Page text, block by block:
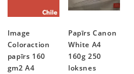
Image
Coloraction
papīrs 160
gm2 A4
Papīrs Canon
White A4
160g 250
loksnes